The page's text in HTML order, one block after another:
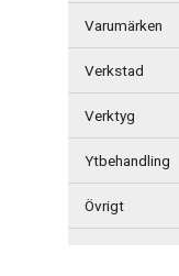
Varumärken
Verkstad
Verktyg
Ytbehandling
Övrigt